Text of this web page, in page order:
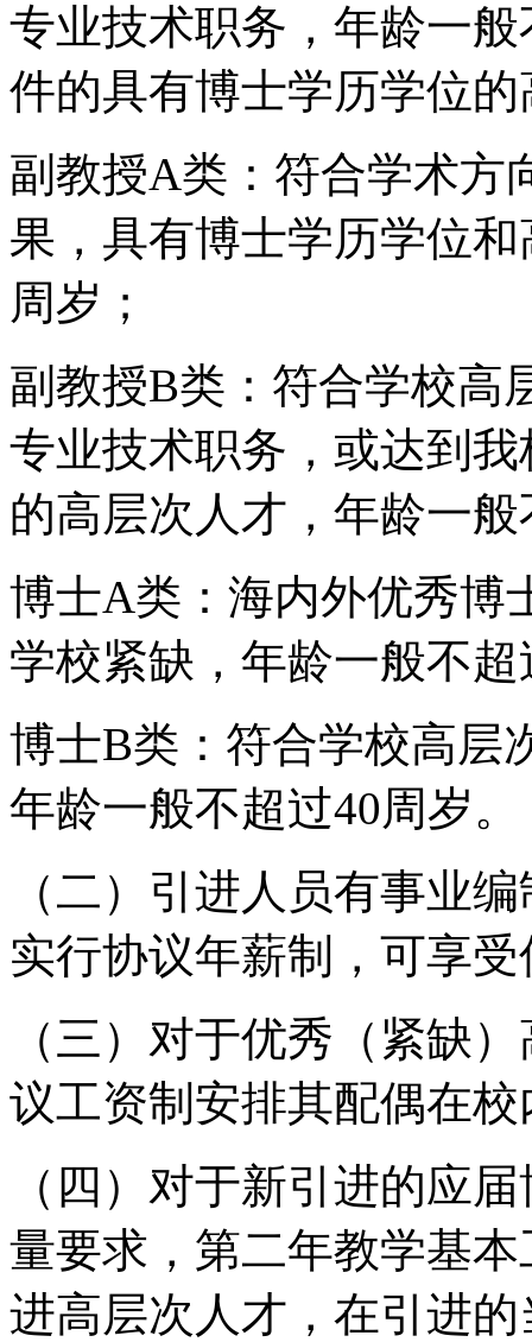
专业技术职务，年龄一
件的具有博士学历学位
副教授A类：符合学术方
果，具有博士学历学位
周岁；
副教授B类：符合学校高
专业技术职务，或达到
的高层次人才，年龄一
博士A类：海内外优秀博
学校紧缺，年龄一般不超
博士B类：符合学校高层
年龄一般不超过40周岁。
（二）引进人员有事业
实行协议年薪制，可享
（三）对于优秀（紧缺
议工资制安排其配偶在
（四）对于新引进的应
量要求，第二年教学基
进高层次人才，在引进